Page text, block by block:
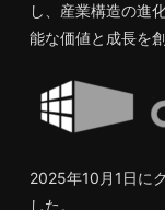
し、産業構造の進
能な価値と成長を
2025年10月1日に
した。